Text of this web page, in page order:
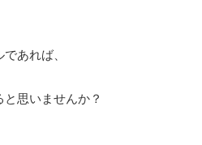
あれば、
思いませんか？